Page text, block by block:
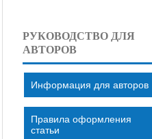
РУКОВОДСТВО ДЛЯ
АВТОРОВ
Информация для авторов
Правила оформления
статьи